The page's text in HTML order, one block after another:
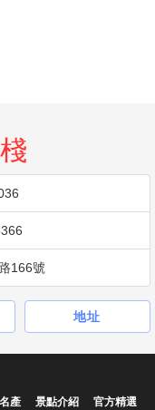
166號
地址
產 景點介紹 官方精選